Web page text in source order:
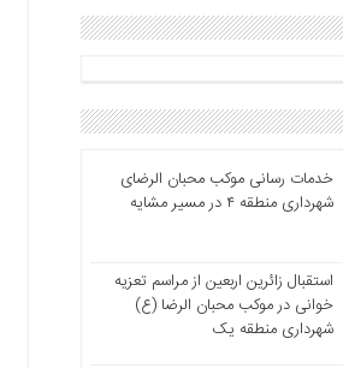
خدمات رسانی موکب محبان الرضای
شهرداری منطقه ۴ در مسیر مشایه
استقبال زائرین اربعین از مراسم تعزیه
خوانی در موکب محبان الرضا (ع)
شهرداری منطقه یک